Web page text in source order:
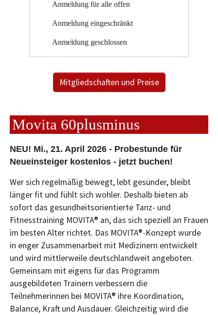
Anmeldung für alle offen
Anmeldung eingeschränkt
Anmeldung geschlossen
Mitgliedschaften und Preise
Movita 60plusminus
NEU! Mi., 21. April 2026 - Probestunde für
Neueinsteiger kostenlos - jetzt buchen!
Wer sich regelmäßig bewegt, lebt gesünder, bleibt
länger fit und fühlt sich wohler. Deshalb bieten ab
sofort das gesundheitsorientierte Tanz- und
Fitnesstraining MOVITA® an, das sich speziell an Frauen
im besten Alter richtet. Das MOVITA®-Konzept wurde
in enger Zusammenarbeit mit Medizinern entwickelt
und wird mittlerweile deutschlandweit angeboten.
Gemeinsam mit eigens für das Programm
ausgebildeten Trainern verbessern die
Teilnehmerinnen bei MOVITA® ihre Koordination,
Balance, Kraft und Ausdauer. Gleichzeitig wird die